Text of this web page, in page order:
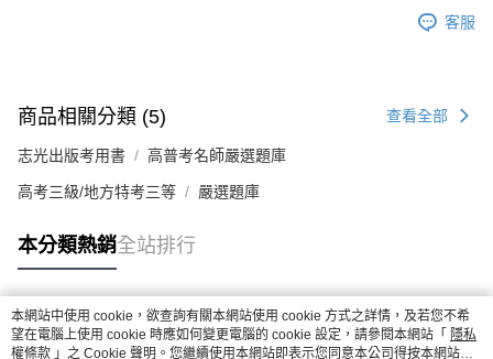
客服
商品相關分類 (5) 查看全部
志光出版考用書 高普考名師嚴選題庫
高考三級/地方特考三等 嚴選題庫
本分類熱銷全站排行
熱門標籤
本網站中使用 cookie，欲查詢有關本網站使用 cookie 方式之詳情，及若您不希
望在電腦上使用 cookie 時應如何變更電腦的 cookie 設定，請參閱本網站「 隱私
權條款 」之 Cookie 聲明。您繼續使用本網站即表示您同意本公司得按本網站使